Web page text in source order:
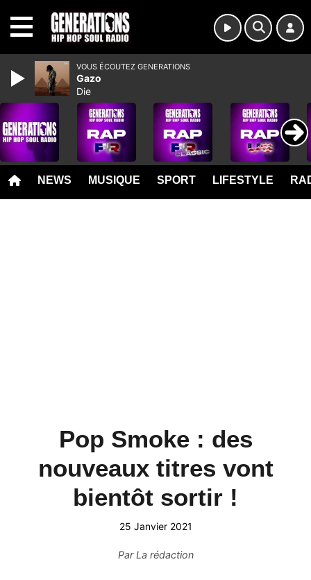
NEWS MUSIQUE SPORT LIFESTYLE
Pop Smoke : des
nouveaux titres vont
bientôt sortir !
25 Janvier 2021
ParLa rédaction
VOUS ÉCOUTEZ GENERATIONS
Gazo
Die